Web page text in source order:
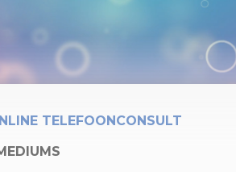
TELEFOONCONSULT